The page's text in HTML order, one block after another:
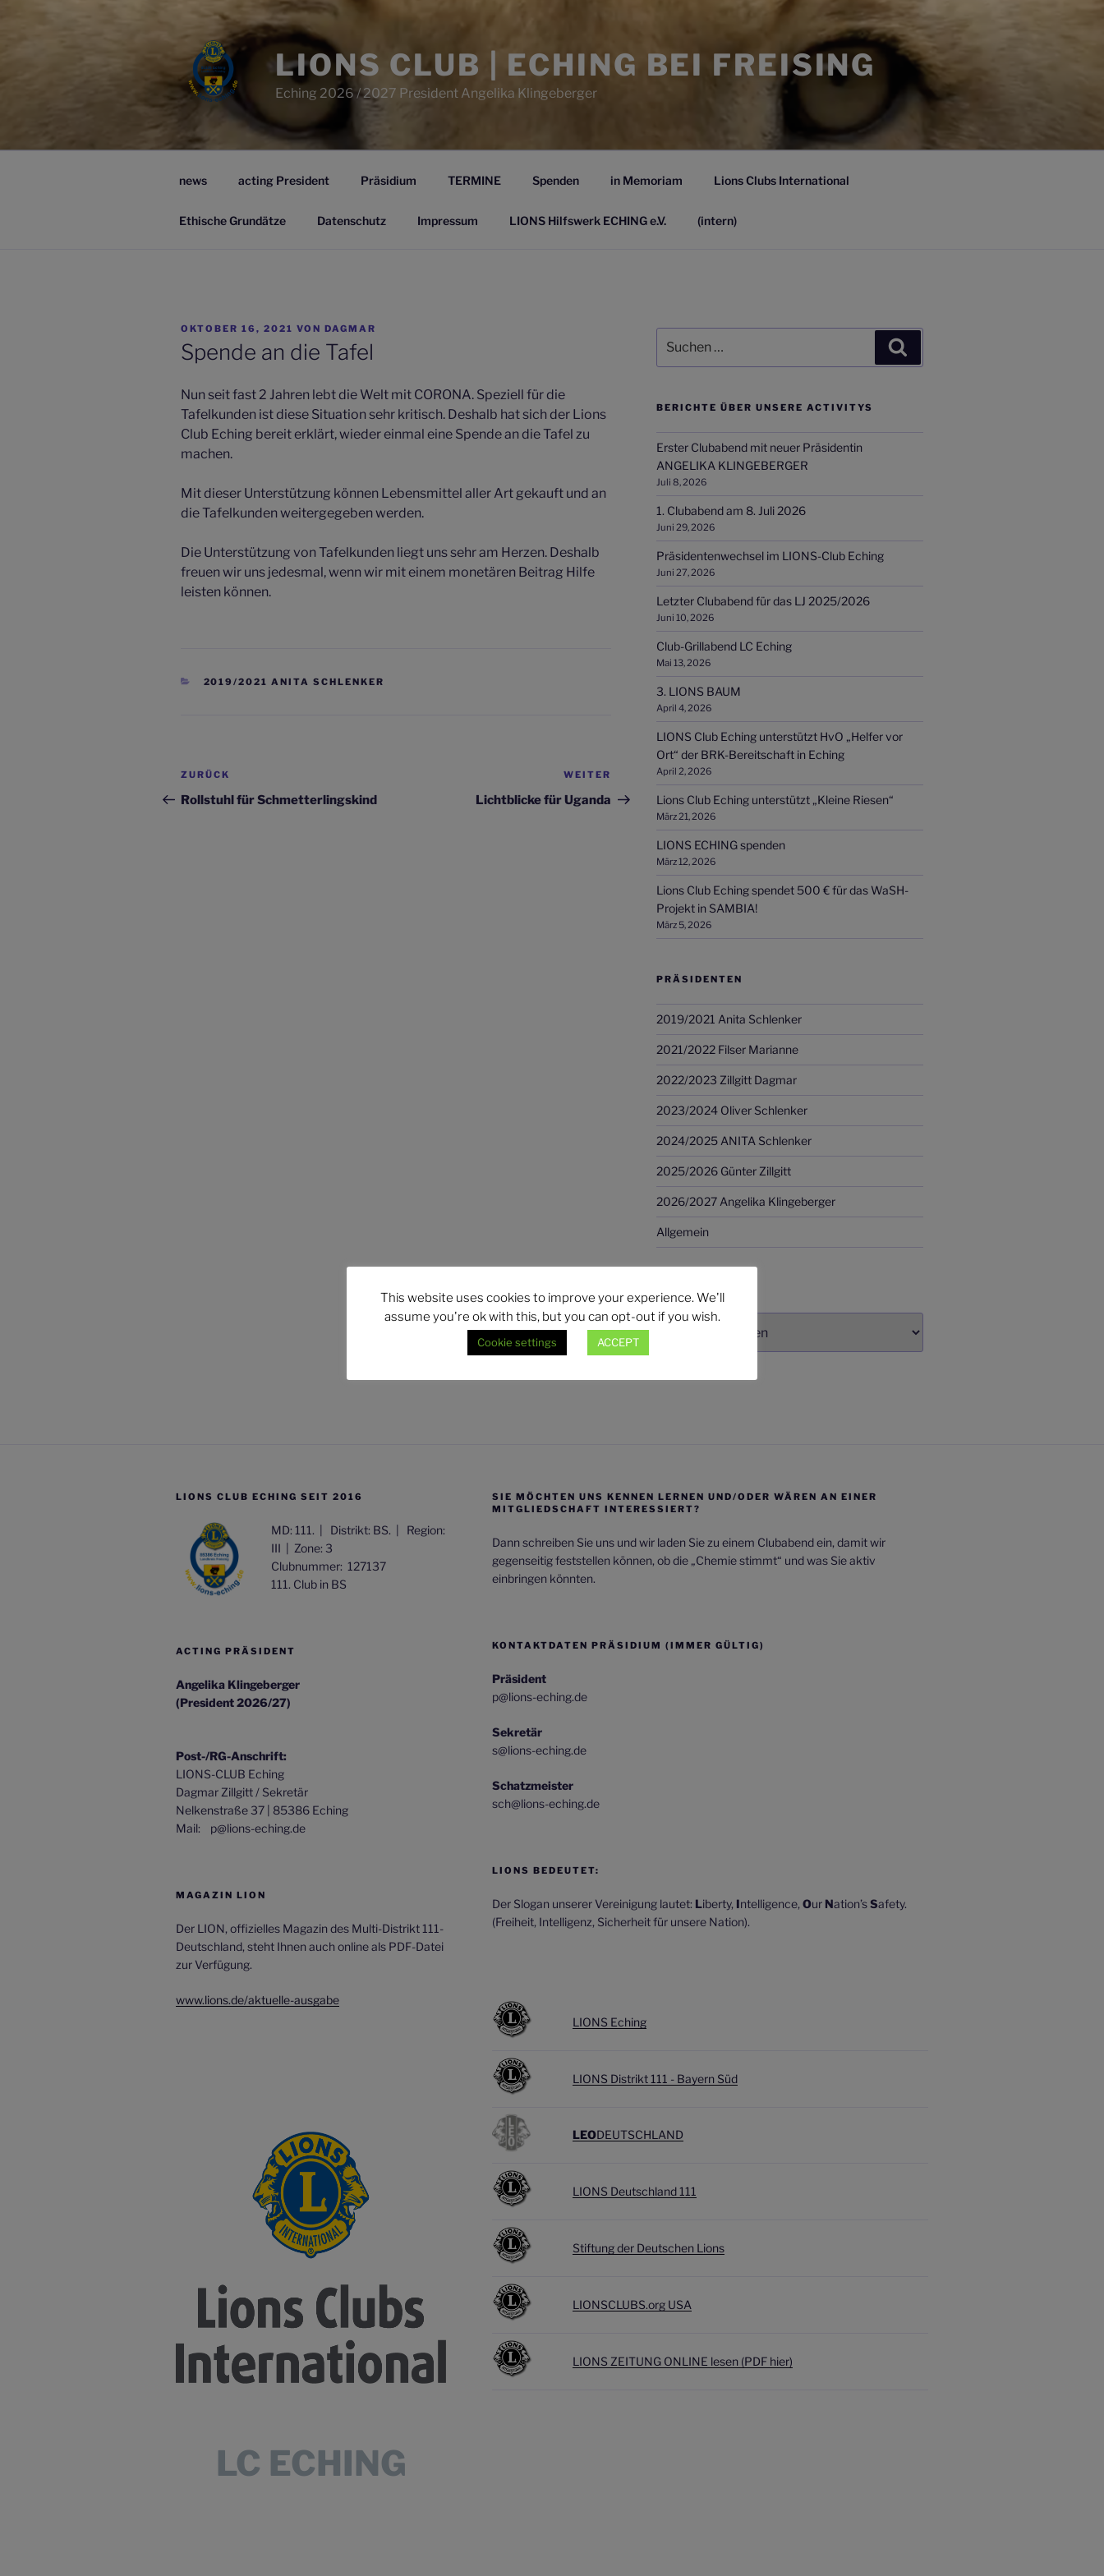
LIONS CLUB | ECHING BEI FREISING
Eching 2026 / 2027 President Angelika Klingeberger
news acting President Präsidium TERMINE Spenden in Memoriam Lions Clubs International
Ethische Grundätze Datenschutz Impressum LIONS Hilfswerk ECHING e.V. (intern)
VERÖFFENTLICHT
AM
OKTOBER 16, 2021 VON DAGMAR
Spende an die Tafel
Nun seit fast 2 Jahren lebt die Welt mit CORONA. Speziell für die
Tafelkunden ist diese Situation sehr kritisch. Deshalb hat sich der Lions
Club Eching bereit erklärt, wieder einmal eine Spende an die Tafel zu
machen.
Mit dieser Unterstützung können Lebensmittel aller Art gekauft und an
die Tafelkunden weitergegeben werden.
Die Unterstützung von Tafelkunden liegt uns sehr am Herzen. Deshalb
freuen wir uns jedesmal, wenn wir mit einem monetären Beitrag Hilfe
leisten können.
KATEGORIEN
2019/2021 ANITA SCHLENKER
Beitragsnavigation
Vorheriger
Beitrag
ZURÜCK
Rollstuhl für Schmetterlingskind
Nächster
Beitrag
WEITER
Lichtblicke für Uganda
nach:
BERICHTE ÜBER UNSERE ACTIVITYS
Erster Clubabend mit neuer Präsidentin
ANGELIKA KLINGEBERGER
Juli 8, 2026
1. Clubabend am 8. Juli 2026
Juni 29, 2026
Präsidentenwechsel im LIONS-Club Eching
Juni 27, 2026
Letzter Clubabend für das LJ 2025/2026
Juni 10, 2026
Club-Grillabend LC Eching
Mai 13, 2026
3. LIONS BAUM
April 4, 2026
LIONS Club Eching unterstützt HvO „Helfer vor
Ort“ der BRK-Bereitschaft in Eching
April 2, 2026
Lions Club Eching unterstützt „Kleine Riesen“
März 21, 2026
LIONS ECHING spenden
März 12, 2026
Lions Club Eching spendet 500 € für das WaSH-
Projekt in SAMBIA!
März 5, 2026
PRÄSIDENTEN
2019/2021 Anita Schlenker
2021/2022 Filser Marianne
2022/2023 Zillgitt Dagmar
2023/2024 Oliver Schlenker
2024/2025 ANITA Schlenker
2025/2026 Günter Zillgitt
2026/2027 Angelika Klingeberger
Allgemein
LIONS
LIONS CLUB ECHING SEIT 2016
MD: 111. | Distrikt: BS. | Region:
III | Zone: 3
Clubnummer: 127137
111. Club in BS
ACTING PRÄSIDENT
Angelika Klingeberger
(President 2026/27)
Post-/RG-Anschrift:
LIONS-CLUB Eching
Dagmar Zillgitt / Sekretär
Nelkenstraße 37 | 85386 Eching
Mail: p@lions-eching.de
MAGAZIN LION
Der LION, offizielles Magazin des Multi-Distrikt 111-
Deutschland, steht Ihnen auch online als PDF-Datei
zur Verfügung.
www.lions.de/aktuelle-ausgabe
LC ECHING
SIE MÖCHTEN UNS KENNEN LERNEN UND/ODER WÄREN AN EINER
MITGLIEDSCHAFT INTERESSIERT?
Dann schreiben Sie uns und wir laden Sie zu einem Clubabend ein, damit wir
gegenseitig feststellen können, ob die „Chemie stimmt“ und was Sie aktiv
einbringen könnten.
KONTAKTDATEN PRÄSIDIUM (IMMER GÜLTIG)
Präsident
p@lions-eching.de
Sekretär
s@lions-eching.de
Schatzmeister
sch@lions-eching.de
LIONS BEDEUTET:
Der Slogan unserer Vereinigung lautet: Liberty, Intelligence, Our Nation’sSafety.
(Freiheit, Intelligenz, Sicherheit für unsere Nation).
LIONS Eching
LIONS Distrikt 111 - Bayern Süd
LEODEUTSCHLAND
LIONS Deutschland 111
Stiftung der Deutschen Lions
LIONSCLUBS.org USA
L IONS ZEITUNG ONLINE lesen (PDF hier)
This website uses cookies to improve your experience. We'll
assume you're ok with this, but you can opt-out if you wish.
Cookie settings ACCEPT